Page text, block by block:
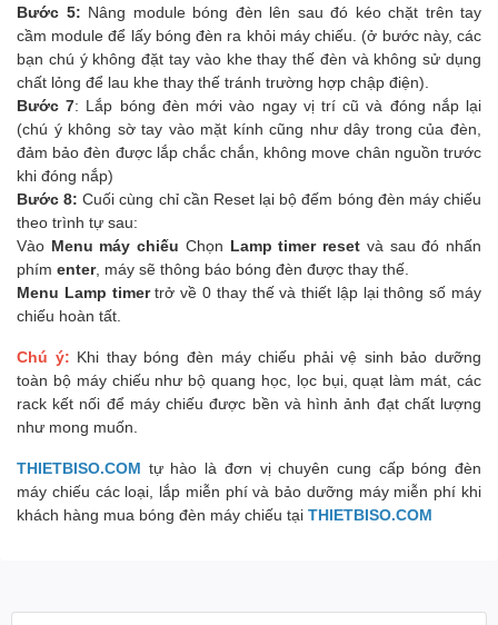
Bước 5: Nâng module bóng đèn lên sau đó kéo chặt trên tay
cầm module để lấy bóng đèn ra khỏi máy chiếu. (ở bước này, các
bạn chú ý không đặt tay vào khe thay thế đèn và không sử dụng
chất lỏng để lau khe thay thế tránh trường hợp chập điện).
Bước 7: Lắp bóng đèn mới vào ngay vị trí cũ và đóng nắp lại
(chú ý không sờ tay vào mặt kính cũng như dây trong của đèn,
đảm bảo đèn được lắp chắc chắn, không move chân nguồn trước
khi đóng nắp)
Bước 8:Cuối cùng chỉ cần Reset lại bộ đếm bóng đèn máy chiếu
theo trình tự sau:
Vào Menu máy chiếu Chọn Lamp timer reset và sau đó nhấn
phím enter, máy sẽ thông báo bóng đèn được thay thế.
Menu Lamp timertrở về 0 thay thế và thiết lập lại thông số máy
chiếu hoàn tất.
Chú ý: Khi thay bóng đèn máy chiếu phải vệ sinh bảo dưỡng
toàn bộ máy chiếu như bộ quang học, lọc bụi, quạt làm mát, các
rack kết nối để máy chiếu được bền và hình ảnh đạt chất lượng
như mong muốn.
THIETBISO.COM tự hào là đơn vị chuyên cung cấp bóng đèn
máy chiếu các loại, lắp miễn phí và bảo dưỡng máy miễn phí khi
khách hàng mua bóng đèn máy chiếu tại THIETBISO.COM